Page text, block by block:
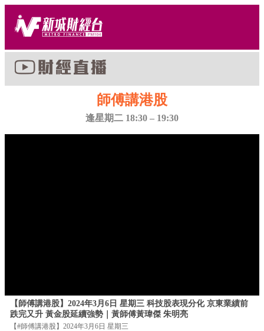
師傅講港股
逢星期二 18:30 – 19:30
【師傅講港股】2024年3月6日 星期三 科技股表現分化 京東業績前
跌完又升 黃金股延續強勢｜黃師傅黃瑋傑 朱明亮
【#師傅講港股】2024年3月6日 星期三